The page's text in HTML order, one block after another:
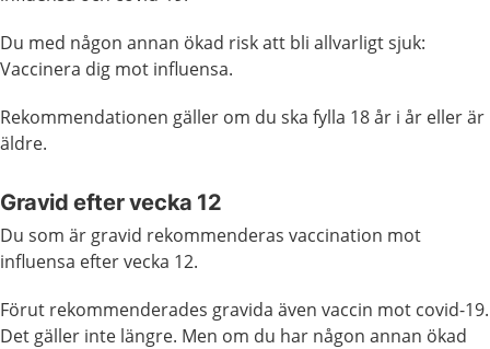
Du med någon annan ökad risk att bli allvarligt sjuk:
Vaccinera dig mot influensa.
Rekommendationen gäller om du ska fylla 18 år i år eller är
äldre.
Gravid efter vecka 12
Du som är gravid rekommenderas vaccination mot
influensa efter vecka 12.
Förut rekommenderades gravida även vaccin mot covid-19.
Det gäller inte längre. Men om du har någon annan ökad